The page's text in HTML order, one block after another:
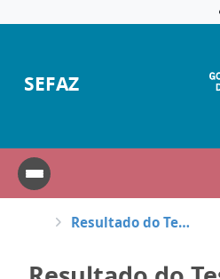
SEFAZ
Resultado do Tesouro Estadual